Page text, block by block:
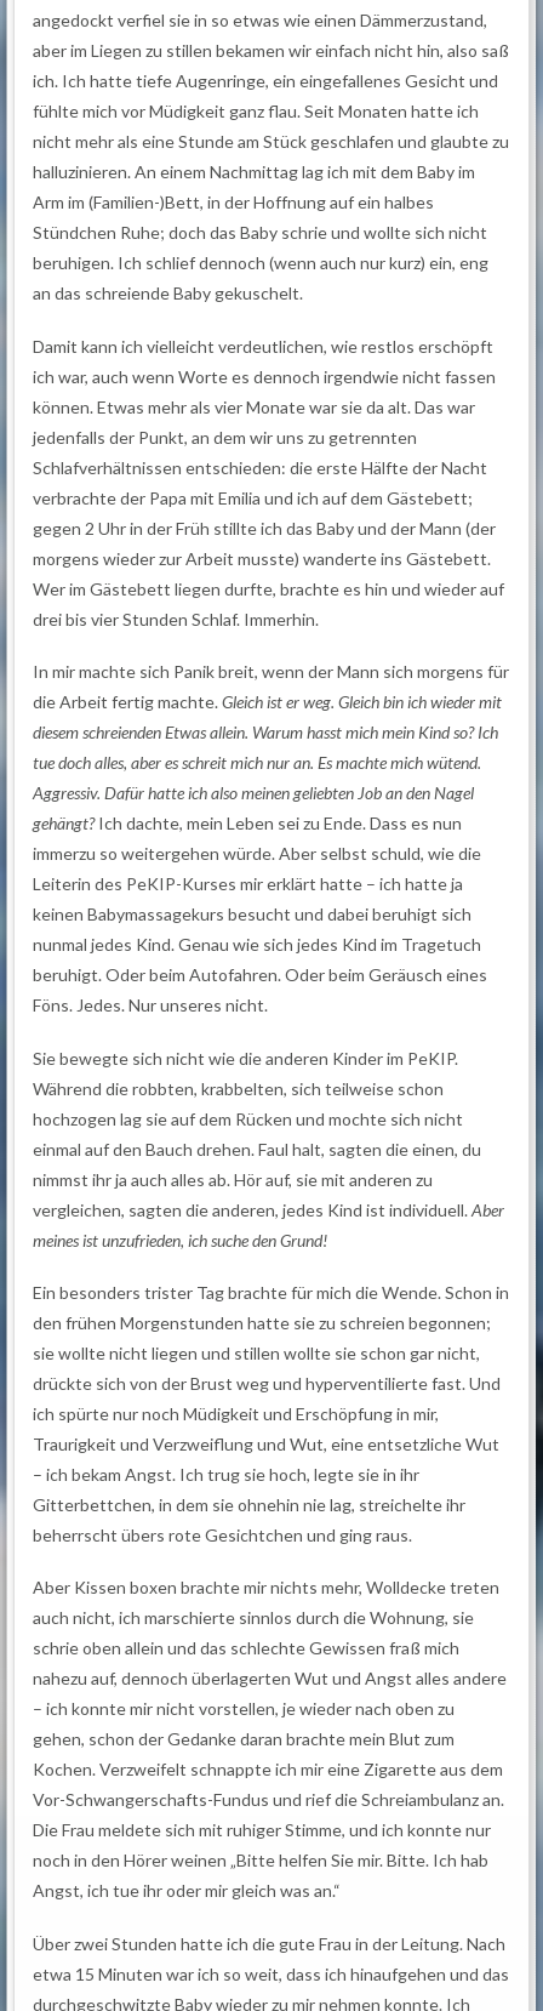
angedockt verfiel sie in so etwas wie einen Dämmerzustand,
aber im Liegen zu stillen bekamen wir einfach nicht hin, also saß
ich. Ich hatte tiefe Augenringe, ein eingefallenes Gesicht und
fühlte mich vor Müdigkeit ganz flau. Seit Monaten hatte ich
nicht mehr als eine Stunde am Stück geschlafen und glaubte zu
halluzinieren. An einem Nachmittag lag ich mit dem Baby im
Arm im (Familien-)Bett, in der Hoffnung auf ein halbes
Stündchen Ruhe; doch das Baby schrie und wollte sich nicht
beruhigen. Ich schlief dennoch (wenn auch nur kurz) ein, eng
an das schreiende Baby gekuschelt.
Damit kann ich vielleicht verdeutlichen, wie restlos erschöpft
ich war, auch wenn Worte es dennoch irgendwie nicht fassen
können. Etwas mehr als vier Monate war sie da alt. Das war
jedenfalls der Punkt, an dem wir uns zu getrennten
Schlafverhältnissen entschieden: die erste Hälfte der Nacht
verbrachte der Papa mit Emilia und ich auf dem Gästebett;
gegen 2 Uhr in der Früh stillte ich das Baby und der Mann (der
morgens wieder zur Arbeit musste) wanderte ins Gästebett.
Wer im Gästebett liegen durfte, brachte es hin und wieder auf
drei bis vier Stunden Schlaf. Immerhin.
In mir machte sich Panik breit, wenn der Mann sich morgens für
die Arbeit fertig machte.Gleich ist er weg. Gleich bin ich wieder mit
diesem schreienden Etwas allein. Warum hasst mich mein Kind so? Ich
tue doch alles, aber es schreit mich nur an. Es machte mich wütend.
Aggressiv. Dafür hatte ich also meinen geliebten Job an den Nagel
gehängt?Ich dachte, mein Leben sei zu Ende. Dass es nun
immerzu so weitergehen würde. Aber selbst schuld, wie die
Leiterin des PeKIP-Kurses mir erklärt hatte – ich hatte ja
keinen Babymassagekurs besucht und dabei beruhigt sich
nunmal jedes Kind. Genau wie sich jedes Kind im Tragetuch
beruhigt. Oder beim Autofahren. Oder beim Geräusch eines
Föns. Jedes. Nur unseres nicht.
Sie bewegte sich nicht wie die anderen Kinder im PeKIP.
Während die robbten, krabbelten, sich teilweise schon
hochzogen lag sie auf dem Rücken und mochte sich nicht
einmal auf den Bauch drehen. Faul halt, sagten die einen, du
nimmst ihr ja auch alles ab. Hör auf, sie mit anderen zu
vergleichen, sagten die anderen, jedes Kind ist individuell.Aber
meines ist unzufrieden, ich suche den Grund!
Ein besonders trister Tag brachte für mich die Wende. Schon in
den frühen Morgenstunden hatte sie zu schreien begonnen;
sie wollte nicht liegen und stillen wollte sie schon gar nicht,
drückte sich von der Brust weg und hyperventilierte fast. Und
ich spürte nur noch Müdigkeit und Erschöpfung in mir,
Traurigkeit und Verzweiflung und Wut, eine entsetzliche Wut
– ich bekam Angst. Ich trug sie hoch, legte sie in ihr
Gitterbettchen, in dem sie ohnehin nie lag, streichelte ihr
beherrscht übers rote Gesichtchen und ging raus.
Aber Kissen boxen brachte mir nichts mehr, Wolldecke treten
auch nicht, ich marschierte sinnlos durch die Wohnung, sie
schrie oben allein und das schlechte Gewissen fraß mich
nahezu auf, dennoch überlagerten Wut und Angst alles andere
– ich konnte mir nicht vorstellen, je wieder nach oben zu
gehen, schon der Gedanke daran brachte mein Blut zum
Kochen. Verzweifelt schnappte ich mir eine Zigarette aus dem
Vor-Schwangerschafts-Fundus und rief die Schreiambulanz an.
Die Frau meldete sich mit ruhiger Stimme, und ich konnte nur
noch in den Hörer weinen „Bitte helfen Sie mir. Bitte. Ich hab
Angst, ich tue ihr oder mir gleich was an.“
Über zwei Stunden hatte ich die gute Frau in der Leitung. Nach
etwa 15 Minuten war ich so weit, dass ich hinaufgehen und das
durchgeschwitzte Baby wieder zu mir nehmen konnte. Ich